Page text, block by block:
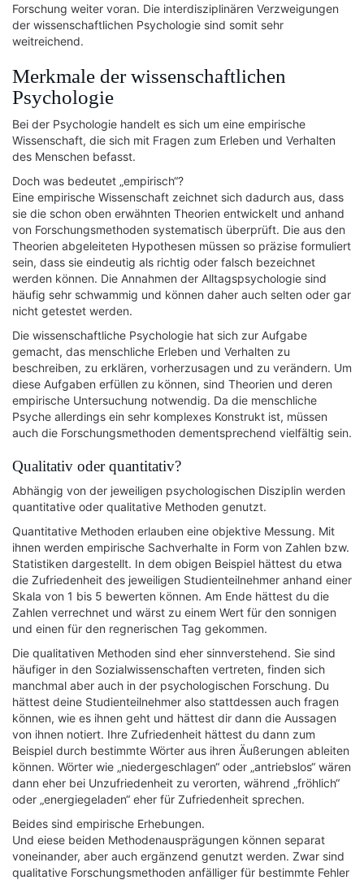
Forschung weiter voran. Die interdisziplinären Verzweigungen
der wissenschaftlichen Psychologie sind somit sehr
weitreichend.
Merkmale der wissenschaftlichen
Psychologie
Bei der Psychologie handelt es sich um eine empirische
Wissenschaft, die sich mit Fragen zum Erleben und Verhalten
des Menschen befasst.
Doch was bedeutet „empirisch“?
Eine empirische Wissenschaft zeichnet sich dadurch aus, dass
sie die schon oben erwähnten Theorien entwickelt und anhand
von Forschungsmethoden systematisch überprüft. Die aus den
Theorien abgeleiteten Hypothesen müssen so präzise formuliert
sein, dass sie eindeutig als richtig oder falsch bezeichnet
werden können. Die Annahmen der Alltagspsychologie sind
häufig sehr schwammig und können daher auch selten oder gar
nicht getestet werden.
Die wissenschaftliche Psychologie hat sich zur Aufgabe
gemacht, das menschliche Erleben und Verhalten zu
beschreiben, zu erklären, vorherzusagen und zu verändern. Um
diese Aufgaben erfüllen zu können, sind Theorien und deren
empirische Untersuchung notwendig. Da die menschliche
Psyche allerdings ein sehr komplexes Konstrukt ist, müssen
auch die Forschungsmethoden dementsprechend vielfältig sein.
Qualitativ oder quantitativ?
Abhängig von der jeweiligen psychologischen Disziplin werden
quantitative oder qualitative Methoden genutzt.
Quantitative Methoden erlauben eine objektive Messung. Mit
ihnen werden empirische Sachverhalte in Form von Zahlen bzw.
Statistiken dargestellt. In dem obigen Beispiel hättest du etwa
die Zufriedenheit des jeweiligen Studienteilnehmer anhand einer
Skala von 1 bis 5 bewerten können. Am Ende hättest du die
Zahlen verrechnet und wärst zu einem Wert für den sonnigen
und einen für den regnerischen Tag gekommen.
Die qualitativen Methoden sind eher sinnverstehend. Sie sind
häufiger in den Sozialwissenschaften vertreten, finden sich
manchmal aber auch in der psychologischen Forschung. Du
hättest deine Studienteilnehmer also stattdessen auch fragen
können, wie es ihnen geht und hättest dir dann die Aussagen
von ihnen notiert. Ihre Zufriedenheit hättest du dann zum
Beispiel durch bestimmte Wörter aus ihren Äußerungen ableiten
können. Wörter wie „niedergeschlagen“ oder „antriebslos“ wären
dann eher bei Unzufriedenheit zu verorten, während „fröhlich“
oder „energiegeladen“ eher für Zufriedenheit sprechen.
Beides sind empirische Erhebungen.
Und eiese beiden Methodenausprägungen können separat
voneinander, aber auch ergänzend genutzt werden. Zwar sind
qualitative Forschungsmethoden anfälliger für bestimmte Fehler